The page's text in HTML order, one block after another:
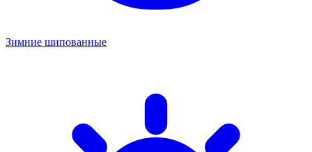
Зимние шипованные